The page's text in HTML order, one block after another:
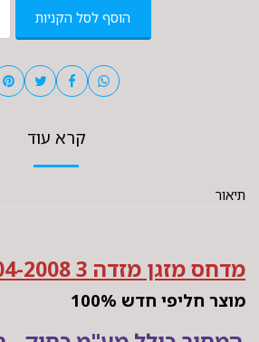
הוסף לסל הקניות
קרא עוד
תיאור
מדחס מזגן מזדה 3 2004-2008
מוצר חליפי חדש 100%